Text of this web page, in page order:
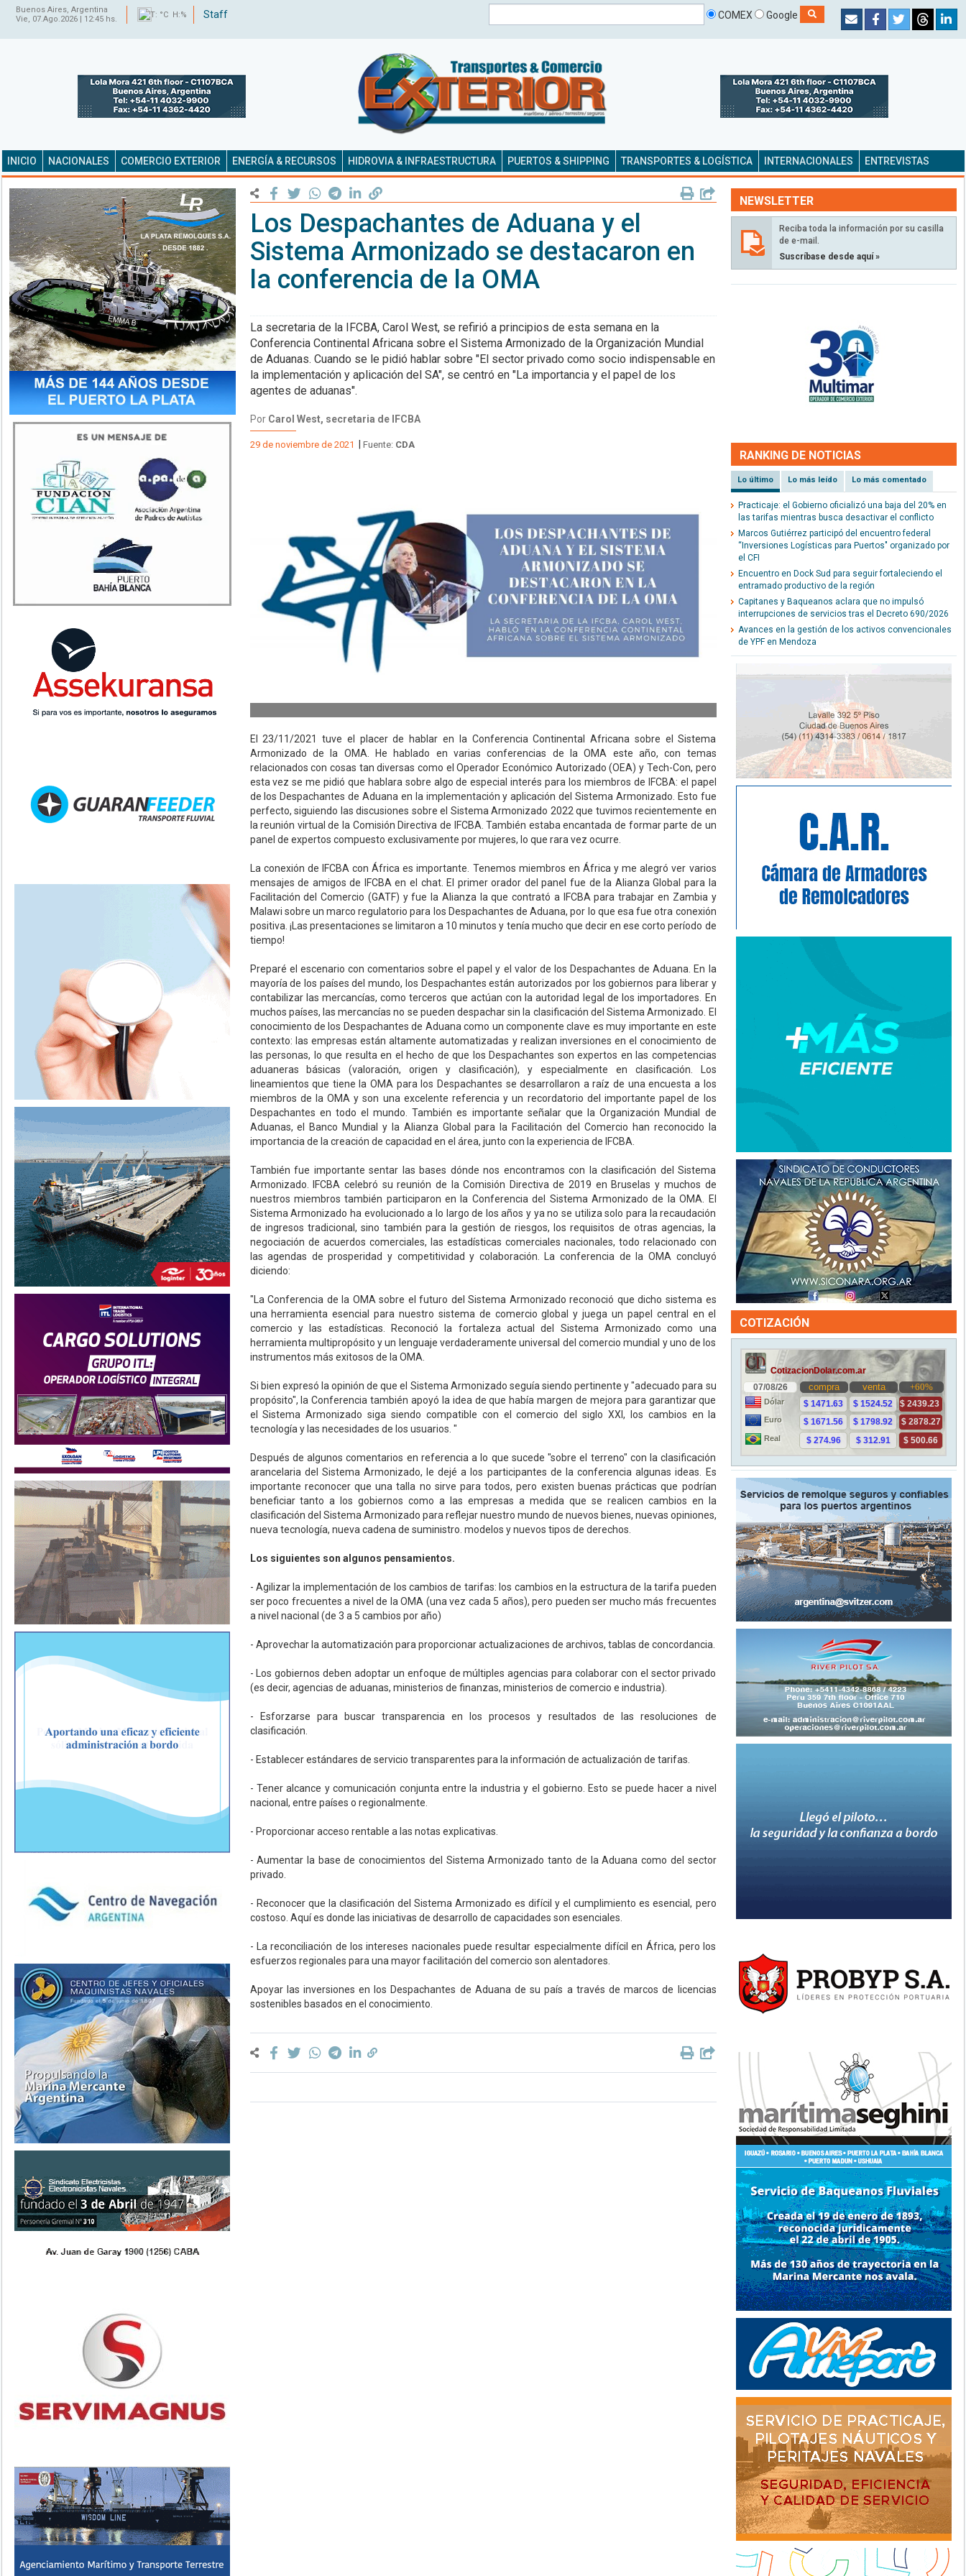
Buenos Aires, Argentina
Vie, 07.Ago.2026 | 12:45 hs.
T: °C H:% Staff COMEX Google
INICIO NACIONALES COMERCIO EXTERIOR ENERGÍA & RECURSOS HIDROVIA & INFRAESTRUCTURA PUERTOS & SHIPPING TRANSPORTES & LOGÍSTICA INTERNACIONALES ENTREVISTAS
Los Despachantes de Aduana y el
Sistema Armonizado se destacaron en
la conferencia de la OMA
La secretaria de la IFCBA, Carol West, se refirió a principios de esta semana en la
Conferencia Continental Africana sobre el Sistema Armonizado de la Organización Mundial
de Aduanas. Cuando se le pidió hablar sobre "El sector privado como socio indispensable en
la implementación y aplicación del SA", se centró en "La importancia y el papel de los
agentes de aduanas".
Por Carol West, secretaria de IFCBA
29 de noviembre de 2021 Fuente: CDA
El 23/11/2021 tuve el placer de hablar en la Conferencia Continental Africana sobre el Sistema
Armonizado de la OMA. He hablado en varias conferencias de la OMA este año, con temas
relacionados con cosas tan diversas como el Operador Económico Autorizado (OEA) y Tech-Con, pero
esta vez se me pidió que hablara sobre algo de especial interés para los miembros de IFCBA: el papel
de los Despachantes de Aduana en la implementación y aplicación del Sistema Armonizado. Esto fue
perfecto, siguiendo las discusiones sobre el Sistema Armonizado 2022 que tuvimos recientemente en
la reunión virtual de la Comisión Directiva de IFCBA. También estaba encantada de formar parte de un
panel de expertos compuesto exclusivamente por mujeres, lo que rara vez ocurre.
La conexión de IFCBA con África es importante. Tenemos miembros en África y me alegró ver varios
mensajes de amigos de IFCBA en el chat. El primer orador del panel fue de la Alianza Global para la
Facilitación del Comercio (GATF) y fue la Alianza la que contrató a IFCBA para trabajar en Zambia y
Malawi sobre un marco regulatorio para los Despachantes de Aduana, por lo que esa fue otra conexión
positiva. ¡Las presentaciones se limitaron a 10 minutos y tenía mucho que decir en ese corto período de
tiempo!
Preparé el escenario con comentarios sobre el papel y el valor de los Despachantes de Aduana. En la
mayoría de los países del mundo, los Despachantes están autorizados por los gobiernos para liberar y
contabilizar las mercancías, como terceros que actúan con la autoridad legal de los importadores. En
muchos países, las mercancías no se pueden despachar sin la clasificación del Sistema Armonizado. El
conocimiento de los Despachantes de Aduana como un componente clave es muy importante en este
contexto: las empresas están altamente automatizadas y realizan inversiones en el conocimiento de
las personas, lo que resulta en el hecho de que los Despachantes son expertos en las competencias
aduaneras básicas (valoración, origen y clasificación), y especialmente en clasificación. Los
lineamientos que tiene la OMA para los Despachantes se desarrollaron a raíz de una encuesta a los
miembros de la OMA y son una excelente referencia y un recordatorio del importante papel de los
Despachantes en todo el mundo. También es importante señalar que la Organización Mundial de
Aduanas, el Banco Mundial y la Alianza Global para la Facilitación del Comercio han reconocido la
importancia de la creación de capacidad en el área, junto con la experiencia de IFCBA.
También fue importante sentar las bases dónde nos encontramos con la clasificación del Sistema
Armonizado. IFCBA celebró su reunión de la Comisión Directiva de 2019 en Bruselas y muchos de
nuestros miembros también participaron en la Conferencia del Sistema Armonizado de la OMA. El
Sistema Armonizado ha evolucionado a lo largo de los años y ya no se utiliza solo para la recaudación
de ingresos tradicional, sino también para la gestión de riesgos, los requisitos de otras agencias, la
negociación de acuerdos comerciales, las estadísticas comerciales nacionales, todo relacionado con
las agendas de prosperidad y competitividad y colaboración. La conferencia de la OMA concluyó
diciendo:
"La Conferencia de la OMA sobre el futuro del Sistema Armonizado reconoció que dicho sistema es
una herramienta esencial para nuestro sistema de comercio global y juega un papel central en el
comercio y las estadísticas. Reconoció la fortaleza actual del Sistema Armonizado como una
herramienta multipropósito y un lenguaje verdaderamente universal del comercio mundial y uno de los
instrumentos más exitosos de la OMA.
Si bien expresó la opinión de que el Sistema Armonizado seguía siendo pertinente y "adecuado para su
propósito", la Conferencia también apoyó la idea de que había margen de mejora para garantizar que
el Sistema Armonizado siga siendo compatible con el comercio del siglo XXI, los cambios en la
tecnología y las necesidades de los usuarios. "
Después de algunos comentarios en referencia a lo que sucede "sobre el terreno" con la clasificación
arancelaria del Sistema Armonizado, le dejé a los participantes de la conferencia algunas ideas. Es
importante reconocer que una talla no sirve para todos, pero existen buenas prácticas que podrían
beneficiar tanto a los gobiernos como a las empresas a medida que se realicen cambios en la
clasificación del Sistema Armonizado para reflejar nuestro mundo de nuevos bienes, nuevas opiniones,
nueva tecnología, nueva cadena de suministro. modelos y nuevos tipos de derechos.
Los siguientes son algunos pensamientos.
- Agilizar la implementación de los cambios de tarifas: los cambios en la estructura de la tarifa pueden
ser poco frecuentes a nivel de la OMA (una vez cada 5 años), pero pueden ser mucho más frecuentes
a nivel nacional (de 3 a 5 cambios por año)
- Aprovechar la automatización para proporcionar actualizaciones de archivos, tablas de concordancia.
- Los gobiernos deben adoptar un enfoque de múltiples agencias para colaborar con el sector privado
(es decir, agencias de aduanas, ministerios de finanzas, ministerios de comercio e industria).
- Esforzarse para buscar transparencia en los procesos y resultados de las resoluciones de
clasificación.
- Establecer estándares de servicio transparentes para la información de actualización de tarifas.
- Tener alcance y comunicación conjunta entre la industria y el gobierno. Esto se puede hacer a nivel
nacional, entre países o regionalmente.
- Proporcionar acceso rentable a las notas explicativas.
- Aumentar la base de conocimientos del Sistema Armonizado tanto de la Aduana como del sector
privado.
- Reconocer que la clasificación del Sistema Armonizado es difícil y el cumplimiento es esencial, pero
costoso. Aquí es donde las iniciativas de desarrollo de capacidades son esenciales.
- La reconciliación de los intereses nacionales puede resultar especialmente difícil en África, pero los
esfuerzos regionales para una mayor facilitación del comercio son alentadores.
Apoyar las inversiones en los Despachantes de Aduana de su país a través de marcos de licencias
sostenibles basados ​​en el conocimiento.
NEWSLETTER
Reciba toda la información por su casilla
de e-mail.
Suscríbase desde aquí »
RANKING DE NOTICIAS
Lo último Lo más leído Lo más comentado
Practicaje: el Gobierno oficializó una baja del 20% en
las tarifas mientras busca desactivar el conflicto
Marcos Gutiérrez participó del encuentro federal
“Inversiones Logísticas para Puertos" organizado por
el CFI
Encuentro en Dock Sud para seguir fortaleciendo el
entramado productivo de la región
Capitanes y Baqueanos aclara que no impulsó
interrupciones de servicios tras el Decreto 690/2026
Avances en la gestión de los activos convencionales
de YPF en Mendoza
COTIZACIÓN